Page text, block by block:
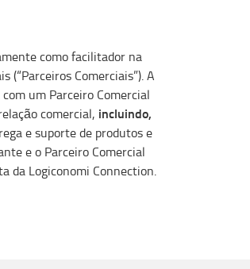
como facilitador na
(“Parceiros Comerciais”). A
um Parceiro Comercial
comercial, incluindo,
e suporte de produtos e
e o Parceiro Comercial
da Logiconomi Connection.